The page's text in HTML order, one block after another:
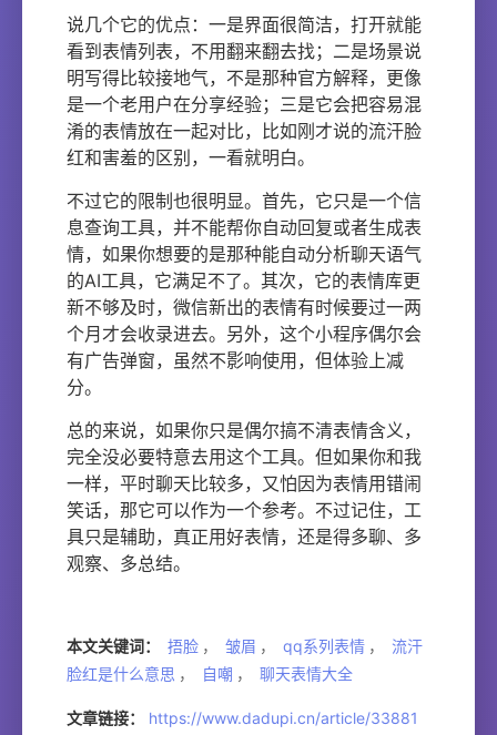
说几个它的优点：一是界面很简洁，打开就能
看到表情列表，不用翻来翻去找；二是场景说
明写得比较接地气，不是那种官方解释，更像
是一个老用户在分享经验；三是它会把容易混
淆的表情放在一起对比，比如刚才说的流汗脸
红和害羞的区别，一看就明白。
不过它的限制也很明显。首先，它只是一个信
息查询工具，并不能帮你自动回复或者生成表
情，如果你想要的是那种能自动分析聊天语气
的AI工具，它满足不了。其次，它的表情库更
新不够及时，微信新出的表情有时候要过一两
个月才会收录进去。另外，这个小程序偶尔会
有广告弹窗，虽然不影响使用，但体验上减
分。
总的来说，如果你只是偶尔搞不清表情含义，
完全没必要特意去用这个工具。但如果你和我
一样，平时聊天比较多，又怕因为表情用错闹
笑话，那它可以作为一个参考。不过记住，工
具只是辅助，真正用好表情，还是得多聊、多
观察、多总结。
本文关键词： 捂脸 ， 皱眉 ， qq系列表情 ，
流汗
脸红是什么意思 ， 自嘲 ， 聊天表情大全
文章链接： https://www.dadupi.cn/article/33881